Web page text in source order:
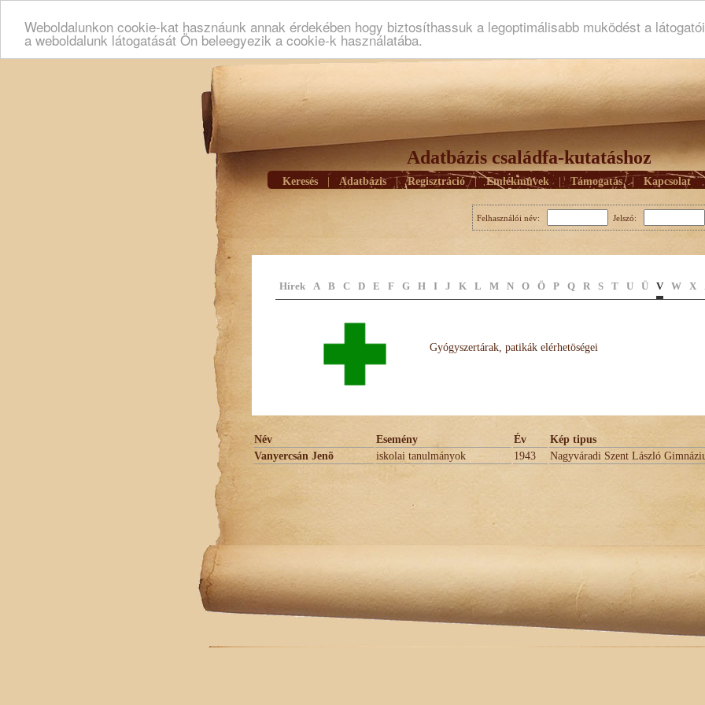
Weboldalunkon cookie-kat hasznáunk annak érdekében hogy biztosíthassuk a legoptimálisabb muködést a
a weboldalunk látogatását Ön beleegyezik a cookie-k használatába.
Adatbázis családfa-kutatáshoz
Keresés Adatbázis | Regisztráció | Emlékmûvek | Támogatás | Kapcsolat
Felhasználói név: Jelszó:
Hírek A B C D E F G H I J K L M N O Ö P Q R S T U Ü V W X
Gyógyszertárak, patikák elérhetöségei
Név Esemény Év
Kép tipus
Vanyercsán Jenõ
iskolai tanulmányok 1943 Nagyváradi Szent László